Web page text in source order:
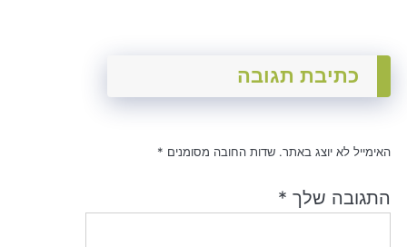
כתיבת תגובה
האימייל לא יוצג באתר. שדות החובה מסומנים *
התגובה שלך *